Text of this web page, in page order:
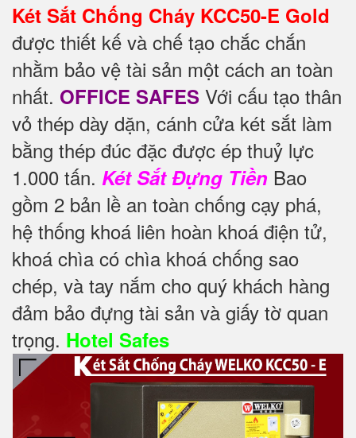
Két Sắt Chống Cháy KCC50-E Gold
được thiết kế và chế tạo chắc chắn
nhằm bảo vệ tài sản một cách an toàn
nhất. OFFICE SAFES Với cấu tạo thân
vỏ thép dày dặn, cánh cửa két sắt làm
bằng thép đúc đặc được ép thuỷ lực
1.000 tấn. Két Sắt Đựng Tiền Bao
gồm 2 bản lề an toàn chống cạy phá,
hệ thống khoá liên hoàn khoá điện tử,
khoá chìa có chìa khoá chống sao
chép, và tay nắm cho quý khách hàng
đảm bảo đựng tài sản và giấy tờ quan
trọng. Hotel Safes